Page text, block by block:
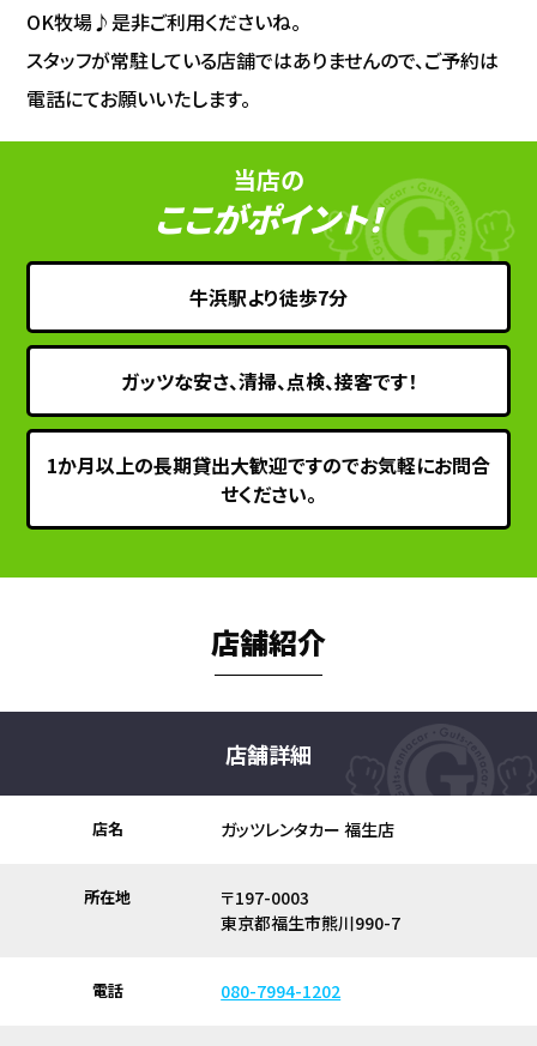
OK牧場♪是非ご利用くださいね。
スタッフが常駐している店舗ではありませんので、ご予約は
電話にてお願いいたします。
当店の
ここがポイント！
牛浜駅より徒歩7分
ガッツな安さ、清掃、点検、接客です！
1か月以上の長期貸出大歓迎ですのでお気軽にお問合
せください。
店舗紹介
店舗詳細
店名 ガッツレンタカー 福生店
所在地
〒197-0003
東京都福生市熊川990-7
電話 080-7994-1202